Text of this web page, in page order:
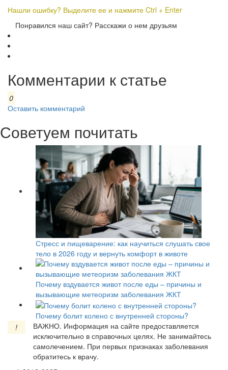
Нашли ошибку? Выделите ее и нажмите Ctrl + Enter
Понравился наш сайт? Расскажи о нем друзьям
Комментарии к статье
0
Оставить комментарий
Советуем почитать
Стресс и пищеварение: как научиться слушать свое
тело в 2026 году и вернуть комфорт в животе
Почему вздувается живот после еды – причины и
вызывающие метеоризм заболевания ЖКТ
Почему болит колено с внутренней стороны?
!
ВАЖНО. Информация на сайте предоставляется
исключительно в справочных целях. Не занимайтесь
самолечением. При первых признаках заболевания
обратитесь к врачу.